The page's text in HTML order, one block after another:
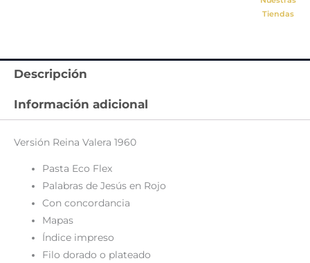
Tiendas
Descripción
Información adicional
Versión Reina Valera 1960
Pasta Eco Flex
Palabras de Jesús en Rojo
Con concordancia
Mapas
Índice impreso
Filo dorado o plateado